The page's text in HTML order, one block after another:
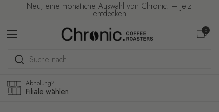
Zum Inhalt springen
Neu, eine monatliche Auswahl von Chronic. — jetzt
entdecken
Menü öffnen
Warenkorb
0
Abholung?
Filiale wählen